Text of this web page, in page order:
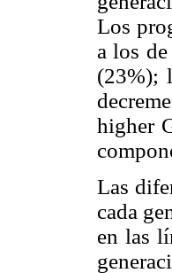
Los
a los
(23%);
higher
Las
cada
en las